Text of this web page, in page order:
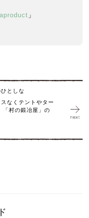
」
としな
なくテントやター
「村の鍛冶屋」の